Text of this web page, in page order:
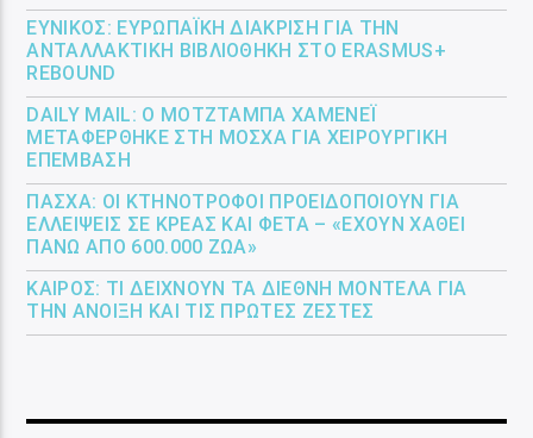
ΕΎΝΙΚΟΣ: ΕΥΡΩΠΑΪΚΉ ΔΙΆΚΡΙΣΗ ΓΙΑ ΤΗΝ
ΑΝΤΑΛΛΑΚΤΙΚΉ ΒΙΒΛΙΟΘΉΚΗ ΣΤΟ ERASMUS+
REBOUND
DAILY MAIL: Ο ΜΟΤΖΤΆΜΠΑ ΧΑΜΕΝΕΪ́
ΜΕΤΑΦΈΡΘΗΚΕ ΣΤΗ ΜΌΣΧΑ ΓΙΑ ΧΕΙΡΟΥΡΓΙΚΉ
ΕΠΈΜΒΑΣΗ
ΠΆΣΧΑ: ΟΙ ΚΤΗΝΟΤΡΌΦΟΙ ΠΡΟΕΙΔΟΠΟΙΟΎΝ ΓΙΑ
ΕΛΛΕΊΨΕΙΣ ΣΕ ΚΡΈΑΣ ΚΑΙ ΦΈΤΑ – «ΈΧΟΥΝ ΧΑΘΕΊ
ΠΆΝΩ ΑΠΌ 600.000 ΖΏΑ»
ΚΑΙΡΌΣ: ΤΙ ΔΕΊΧΝΟΥΝ ΤΑ ΔΙΕΘΝΉ ΜΟΝΤΈΛΑ ΓΙΑ
ΤΗΝ ΆΝΟΙΞΗ ΚΑΙ ΤΙΣ ΠΡΏΤΕΣ ΖΈΣΤΕΣ